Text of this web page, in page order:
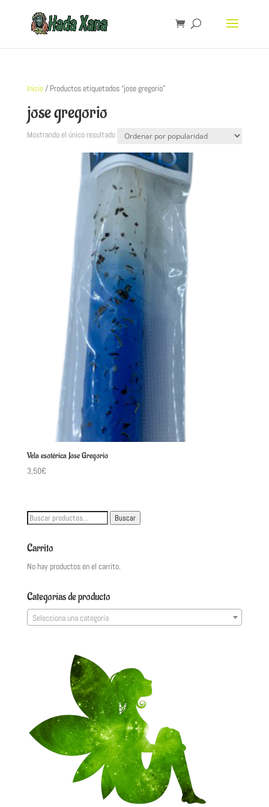
Inicio/ Productos etiquetados “jose gregorio”
jose gregorio
Mostrando el único resultado
Vela esotérica Jose Gregorio
3,50€
Buscar
Buscar
Carrito
No hay productos en el carrito.
Categorías de producto
Selecciona una categoría